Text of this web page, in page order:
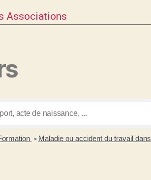
Associations
> Maladie ou accident du travail